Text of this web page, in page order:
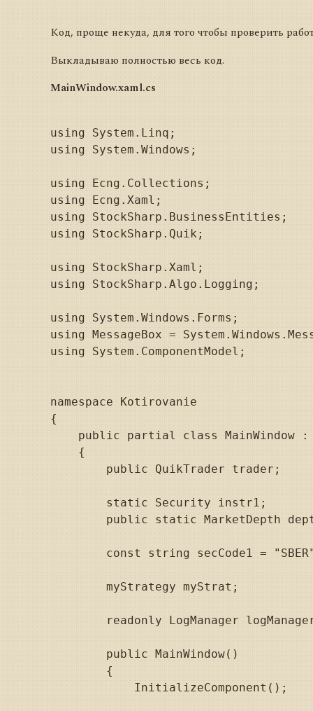
Код, проще некуда, для того чтобы проверить
Выкладываю полностью весь код.
MainWindow.xaml.cs
using System.Linq;
using System.Windows;
using Ecng.Collections;
using Ecng.Xaml;
using StockSharp.BusinessEntities;
using StockSharp.Quik;
using StockSharp.Xaml;
using StockSharp.Algo.Logging;
using System.Windows.Forms;
using MessageBox =
using System.ComponentModel;
namespace Kotirovanie
{
public partial class MainWindow :
    {
        public QuikTrader trader;
        static Security instr1;
public static MarketDepth
const string secCode1 =
        myStrategy myStrat;
readonly LogManager
        public MainWindow()
        {
            InitializeComponent();